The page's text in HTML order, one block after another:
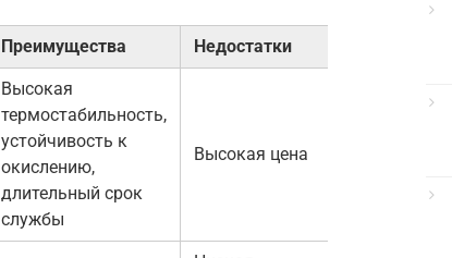
Преимущества Недостатки
Высокая
термостабильность,
устойчивость к
окислению,
длительный срок
службы
Высокая цена